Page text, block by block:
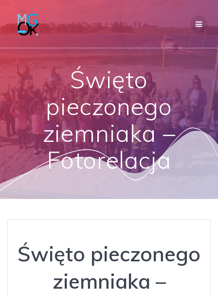
treści
Święto
pieczonego
ziemniaka –
Fotorelacja
Święto pieczonego
ziemniaka –